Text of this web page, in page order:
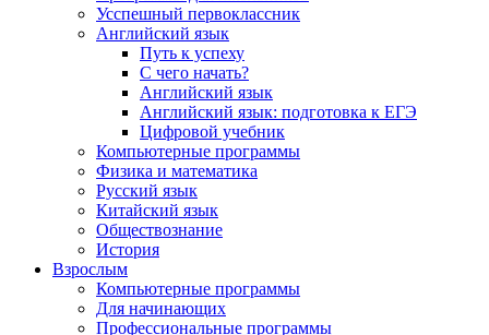
Усспешный первоклассник
Английский язык
Путь к успеху
С чего начать?
Английский язык
Английский язык: подготовка к ЕГЭ
Цифровой учебник
Компьютерные программы
Физика и математика
Русский язык
Китайский язык
Обществознание
История
Взрослым
Компьютерные программы
Для начинающих
Профессиональные программы